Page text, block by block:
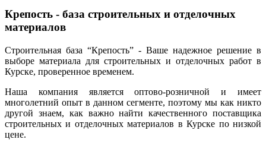
Крепость - база строительных и отделочных
материалов
Строительная база “Крепость” - Ваше надежное решение в
выборе материала для строительных и отделочных работ в
Курске, проверенное временем.
Наша компания является оптово-розничной и имеет
многолетний опыт в данном сегменте, поэтому мы как никто
другой знаем, как важно найти качественного поставщика
строительных и отделочных материалов в Курске по низкой
цене.